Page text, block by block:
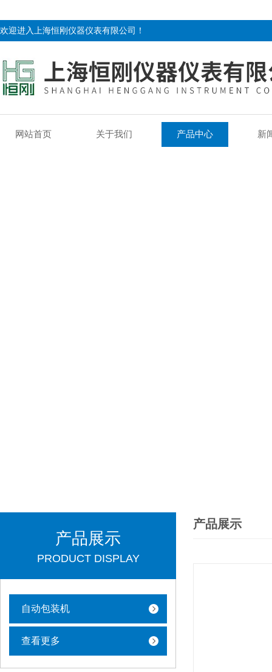
欢迎进入上海恒刚仪器仪表有限公司！
网站首页 关于我们 产品中心 新
产品展示
PRODUCT DISPLAY
自动包装机
查看更多
产品展示